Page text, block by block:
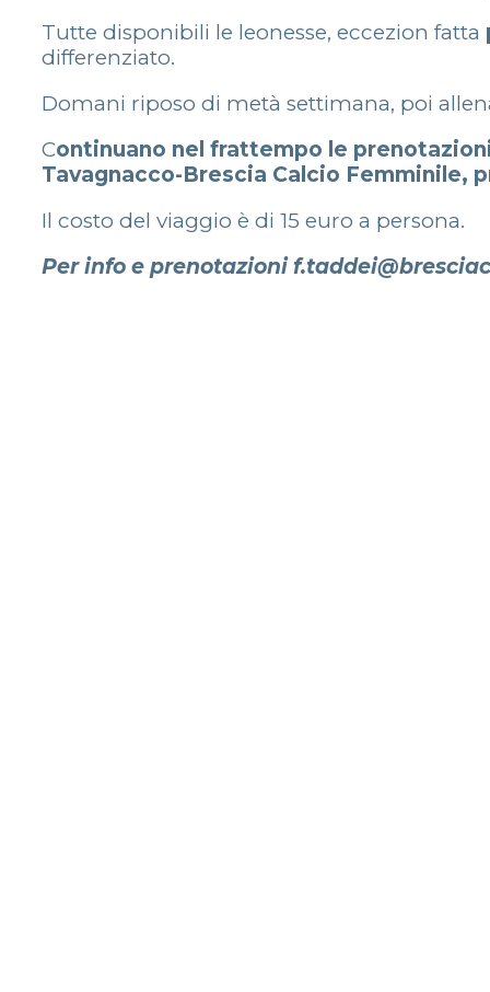
Tutte disponibili le leonesse, eccezion fatta
differenziato.
Domani riposo di metà settimana, poi
Continuano nel frattempo le
Tavagnacco-Brescia Calcio Femminile,
Il costo del viaggio è di 15 euro a persona.
Per info e prenotazioni